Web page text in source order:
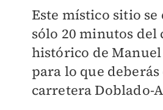
Este místico sitio
sólo 20 minutos del
histórico de
para lo que
carretera Doblado-